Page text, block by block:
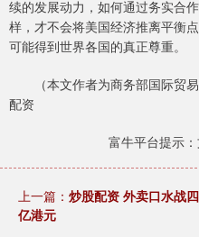
续的发展动力，如何通过务实合
样，才不会将美国经济推离平衡
可能得到世界各国的真正尊重。
（本文作者为商务部国际贸易
配资
富牛平台提示
上一篇： 炒股配资 外卖口水战
亿港元